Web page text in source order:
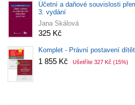
Účetní a daňové souvislosti
3. vydání
Jana Skálová
325 Kč
Komplet - Právní postavení
1 855 Kč Ušetříte 327 Kč (15%)